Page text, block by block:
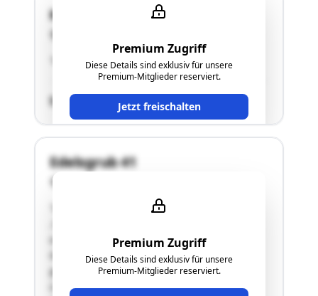
Premium Zugriff
Diese Details sind exklusiv für unsere
Premium-Mitglieder reserviert.
Jetzt freischalten
Kogelbuchstraße 35
"Näheres siehe Langgutachten!"
SCHÄTZWERT
Premium Zugriff
Diese Details sind exklusiv für unsere
Premium-Mitglieder reserviert.
Edelsgrub 41
"Die Liegenschaft mit der Grundstücknummer
sich nördlich des Edelsgrubweges. Das
Grundstück ist polygonal konfiguriert und
geringfügig in Richtung Süden fallend. Auf der
Liegenschaft ist ein Wohngebäude